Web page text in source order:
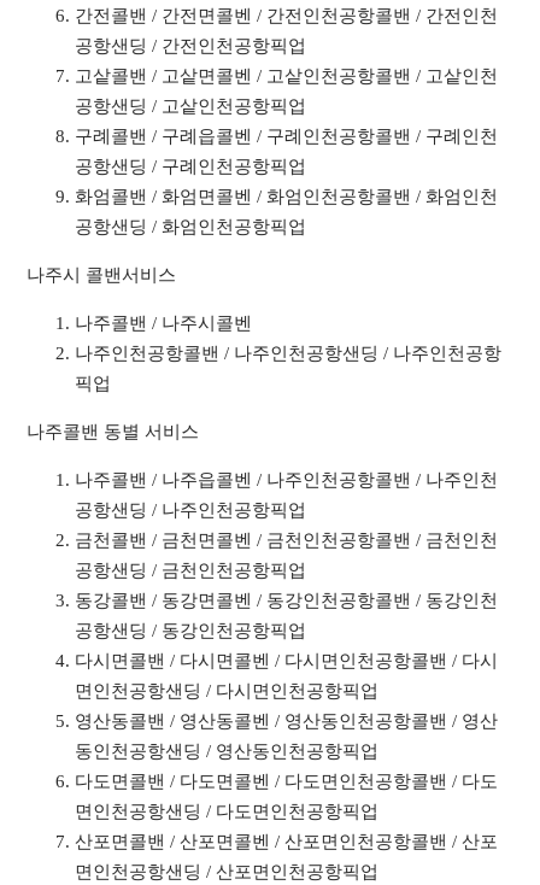
간전콜밴 / 간전면콜벤 / 간전인천공항콜밴 / 간전인천
공항샌딩 / 간전인천공항픽업
고샅콜밴 / 고샅면콜벤 / 고샅인천공항콜밴 / 고샅인천
공항샌딩 / 고샅인천공항픽업
구례콜밴 / 구례읍콜벤 / 구례인천공항콜밴 / 구례인천
공항샌딩 / 구례인천공항픽업
화엄콜밴 / 화엄면콜벤 / 화엄인천공항콜밴 / 화엄인천
공항샌딩 / 화엄인천공항픽업
나주시 콜밴서비스
나주콜밴 / 나주시콜벤
나주인천공항콜밴 / 나주인천공항샌딩 / 나주인천공항
픽업
나주콜밴 동별 서비스
나주콜밴 / 나주읍콜벤 / 나주인천공항콜밴 / 나주인천
공항샌딩 / 나주인천공항픽업
금천콜밴 / 금천면콜벤 / 금천인천공항콜밴 / 금천인천
공항샌딩 / 금천인천공항픽업
동강콜밴 / 동강면콜벤 / 동강인천공항콜밴 / 동강인천
공항샌딩 / 동강인천공항픽업
다시면콜밴 / 다시면콜벤 / 다시면인천공항콜밴 / 다시
면인천공항샌딩 / 다시면인천공항픽업
영산동콜밴 / 영산동콜벤 / 영산동인천공항콜밴 / 영산
동인천공항샌딩 / 영산동인천공항픽업
다도면콜밴 / 다도면콜벤 / 다도면인천공항콜밴 / 다도
면인천공항샌딩 / 다도면인천공항픽업
산포면콜밴 / 산포면콜벤 / 산포면인천공항콜밴 / 산포
면인천공항샌딩 / 산포면인천공항픽업